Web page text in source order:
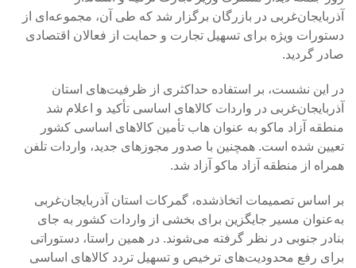
آذربایجان‌غربی در بازرگان برگزار شد که طی آن، مجموعه‌ای از
دستورات ویژه برای تسهیل تجارت و حمایت از فعالان اقتصادی
صادر گردید.
در این نشست، بر استفاده حداکثری از ظرفیت‌های استان
آذربایجان‌غربی در واردات کالاهای اساسی تأکید و اعلام شد
منطقه آزاد ماکو به عنوان هاب تأمین کالاهای اساسی کشور
تعیین شده است. همچنین با صدور مجوزهای جدید، واردات تلفن
همراه از منطقه آزاد ماکو آزاد شد.
بر اساس تصمیمات اتخاذشده، گمرکات استان آذربایجان‌غربی
به‌عنوان مسیر جایگزین برای بخشی از واردات کشور به جای
بنادر جنوبی در نظر گرفته می‌شوند. در همین راستا، دستوراتی
برای رفع محدودیت‌های ترخیص و تسهیل تردد کالاهای اساسی